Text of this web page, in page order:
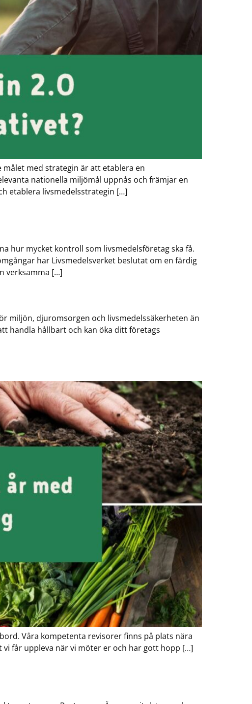
med strategin är att etablera en
nationella miljömål uppnås och främjar en
etablera livsmedelsstrategin […]
hur mycket kontroll som livsmedelsföretag ska få.
har Livsmedelsverket beslutat om en färdig
verksamma […]
miljön, djuromsorgen och livsmedelssäkerheten än
handla hållbart och kan öka ditt företags
Våra kompetenta revisorer finns på plats nära
får uppleva när vi möter er och har gott hopp […]